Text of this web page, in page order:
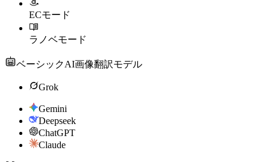
ECモード
ラノベモード
ベーシックAI画像翻訳モデル
Grok
Gemini
Deepseek
ChatGPT
Claude